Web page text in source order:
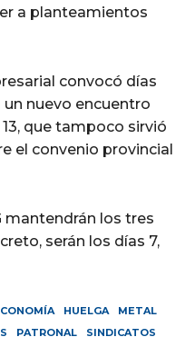
a planteamientos
convocó días
nuevo encuentro
que tampoco sirvió
el convenio provincial
mantendrán los tres
serán los días 7,
HUELGA
METAL
PATRONAL SINDICATOS